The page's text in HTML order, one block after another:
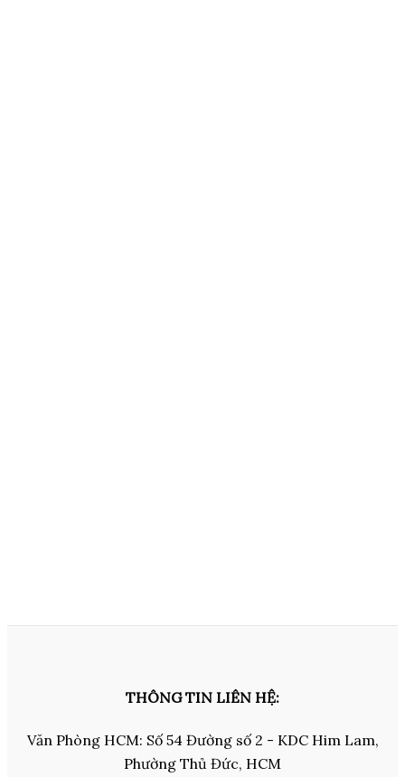
THÔNG TIN LIÊN HỆ:
Văn Phòng HCM: Số 54 Đường số 2 - KDC Him Lam,
Phường Thủ Đức, HCM